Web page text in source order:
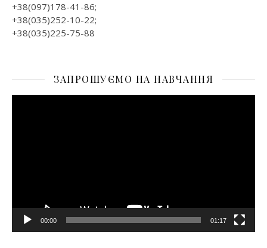
+38(097)178-41-86;
+38(035)252-10-22;
+38(035)225-75-88
ЗАПРОШУЄМО НА НАВЧАННЯ
00:00 01:17